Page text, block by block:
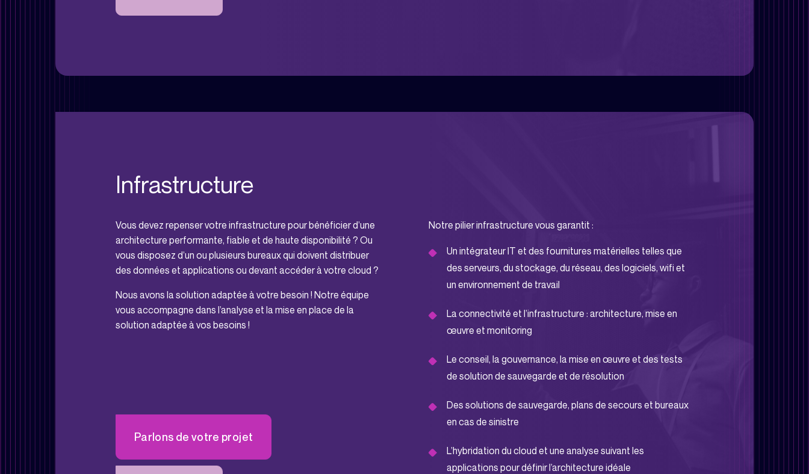
Infrastructure
Vous devez repenser votre infrastructure pour bénéficier d’une
architecture performante, fiable et de haute disponibilité ? Ou
vous disposez d’un ou plusieurs bureaux qui doivent distribuer
des données et applications ou devant accéder à votre cloud ?
Nous avons la solution adaptée à votre besoin ! Notre équipe
vous accompagne dans l’analyse et la mise en place de la
solution adaptée à vos besoins !
Parlons de votre projet
Notre pilier infrastructure vous garantit :
Un intégrateur IT et des fournitures matérielles telles que
des serveurs, du stockage, du réseau, des logiciels, wifi et
un environnement de travail
La connectivité et l’infrastructure : architecture, mise en
œuvre et monitoring
Le conseil, la gouvernance, la mise en œuvre et des tests
de solution de sauvegarde et de résolution
Des solutions de sauvegarde, plans de secours et bureaux
en cas de sinistre
L’hybridation du cloud et une analyse suivant les
applications pour définir l’architecture idéale